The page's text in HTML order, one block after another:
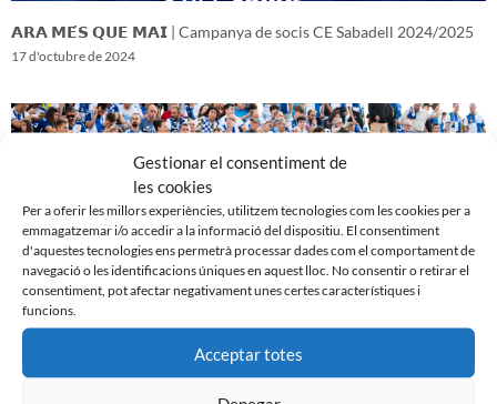
Gestionar el consentiment de
les cookies
Per a oferir les millors experiències, utilitzem tecnologies com les cookies per a
emmagatzemar i/o accedir a la informació del dispositiu. El consentiment
d'aquestes tecnologies ens permetrà processar dades com el comportament de
navegació o les identificacions úniques en aquest lloc. No consentir o retirar el
consentiment, pot afectar negativament unes certes característiques i
funcions.
Acceptar totes
𝗔𝗥𝗔 𝗠𝗘́𝗦 𝗤𝗨𝗘 𝗠𝗔𝗜 | Campanya de socis CE Sabadell 2024/2025
17 d'octubre de 2024
𝑽𝒆𝒏𝒊𝒎 𝒅’𝒖𝒏𝒂 𝒈𝒓𝒂𝒏 𝒃𝒂𝒕𝒂𝒍𝒍𝒂…𝒊 𝒂𝒏𝒆𝒎 𝒂 𝒑𝒆𝒓 𝒍𝒂 𝒔𝒆𝒈𝒖̈𝒆𝒏𝒕